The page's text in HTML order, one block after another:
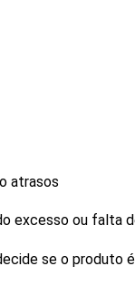
atrasos
excesso ou falta
se o produto